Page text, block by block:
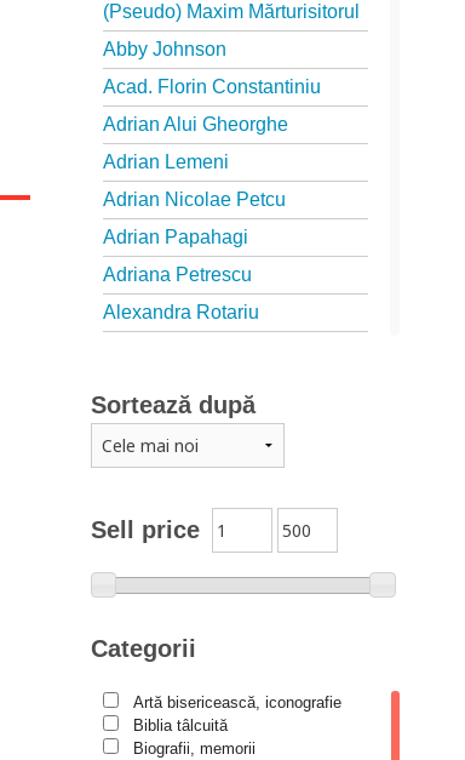
(Pseudo) Maxim Mărturisitorul
Abby Johnson
Acad. Florin Constantiniu
Adrian Alui Gheorghe
Adrian Lemeni
Adrian Nicolae Petcu
Adrian Papahagi
Adriana Petrescu
Alexandra Rotariu
Alexandru Elian
Alexandru Huțanu
Moldovanu
Alexandru Mihăilă
Alexandru Rădescu
Alina Ana Nistor
Alphonse de LAMARTINE
Sell price
Categorii
Artă bisericească, iconografie
Biblia tâlcuită
Biografii, memorii
Sortează după